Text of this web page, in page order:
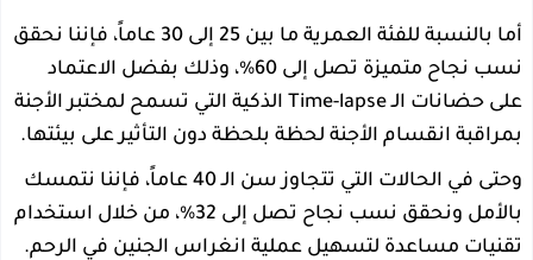
أما بالنسبة للفئة العمرية ما بين 25 إلى 30 عاماً، فإننا نحقق
نسب نجاح متميزة تصل إلى 60%، وذلك بفضل الاعتماد
على حضانات الـ Time-lapse الذكية التي تسمح لمختبر الأجنة
بمراقبة انقسام الأجنة لحظة بلحظة دون التأثير على بيئتها.
وحتى في الحالات التي تتجاوز سن الـ 40 عاماً، فإننا نتمسك
بالأمل ونحقق نسب نجاح تصل إلى 32%، من خلال استخدام
تقنيات مساعدة لتسهيل عملية انغراس الجنين في الرحم.